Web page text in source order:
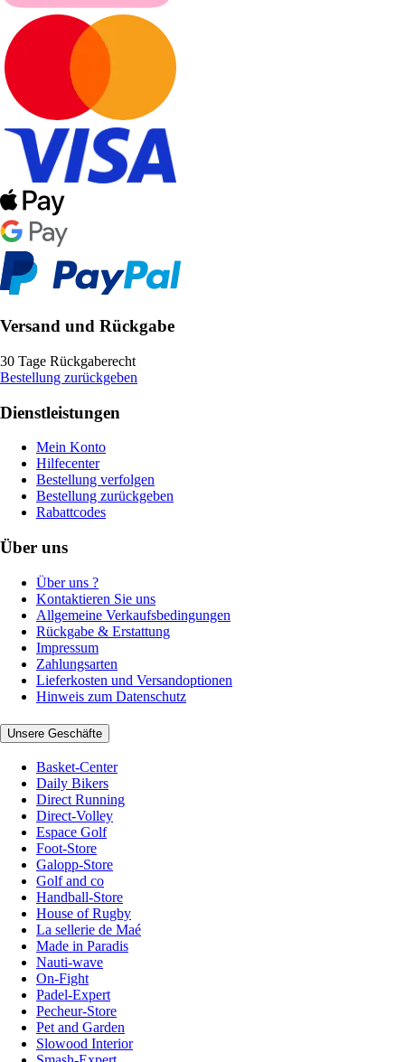
Versand und Rückgabe
30 Tage Rückgaberecht
Bestellung zurückgeben
Dienstleistungen
Mein Konto
Hilfecenter
Bestellung verfolgen
Bestellung zurückgeben
Rabattcodes
Über uns
Über uns ?
Kontaktieren Sie uns
Allgemeine Verkaufsbedingungen
Rückgabe & Erstattung
Impressum
Zahlungsarten
Lieferkosten und Versandoptionen
Hinweis zum Datenschutz
Unsere Geschäfte
Basket-Center
Daily Bikers
Direct Running
Direct-Volley
Espace Golf
Foot-Store
Galopp-Store
Golf and co
Handball-Store
House of Rugby
La sellerie de Maé
Made in Paradis
Nauti-wave
On-Fight
Padel-Expert
Pecheur-Store
Pet and Garden
Slowood Interior